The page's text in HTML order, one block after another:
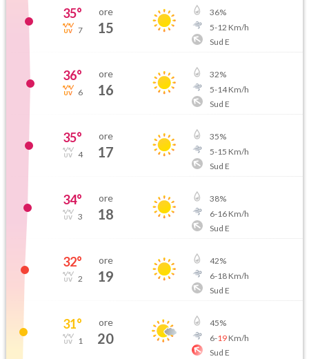
35°
7
ore
15
36%
5-12 Km/h
Sud E
36°
6
ore
16
32%
5-14Km/h
Sud E
35°
4
ore
17
35%
5-15 Km/h
Sud E
34°
3
ore
18
38%
6-16Km/h
Sud E
32°
2
ore
19
42%
6-18Km/h
Sud E
31°
1
ore
20
45%
6-19Km/h
Sud E